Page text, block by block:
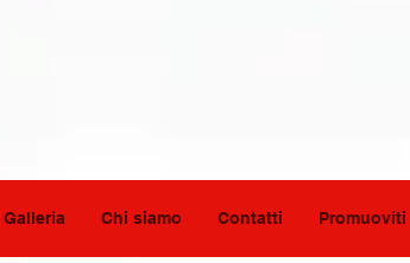
Galleria Chi siamo Contatti Promuoviti